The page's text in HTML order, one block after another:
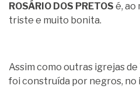
ROSÁRIO DOS PRETOS é, ao
triste e muito bonita.
Assim como outras igrejas
foi construída por negros, no